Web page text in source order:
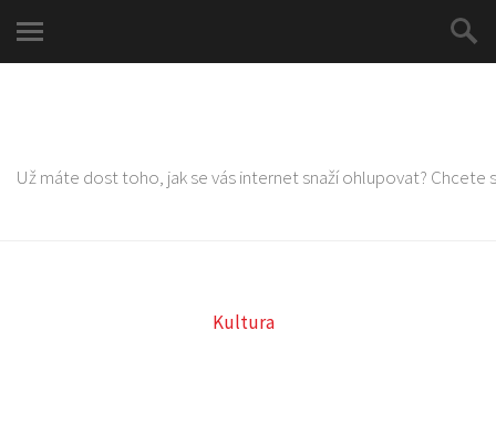
Už máte dost toho, jak se vás internet snaží ohlupovat?
Kultura